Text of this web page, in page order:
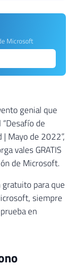
Microsoft
genial que
de
Mayo de 2022”,
vales GRATIS
de Microsoft.
para que
siempre
en